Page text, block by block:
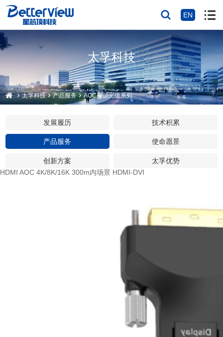
EN
太孚科技
太孚科技 产品服务 AOC有源光缆系列
发展履历 技术积累
产品服务 使命愿景
创新方案
太孚优势
HDMI AOC 4K/8K/16K 300m内场景 HDMI-DVI